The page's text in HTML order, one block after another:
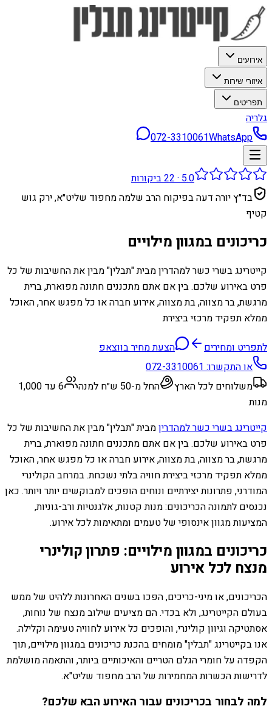
אירועים
איזורי שירות
תפריטים
גלריה
072-3310061WhatsApp
5.0
·
22ביקורות
בד״ץ יורה דעה בפיקוח הרב שלמה מחפוד שליט״א, ירק גוש
קטיף
כריכונים במגוון מילויים
קייטרינג בשרי כשר למהדרין מבית "תבלין" מבין את החשיבות של כל
פרט באירוע שלכם. בין אם אתם מתכננים חתונה מפוארת, ברית
מרגשת, בר מצווה, בת מצווה, אירוע חברה או כל מפגש אחר, האוכל
ממלא תפקיד מרכזי ביצירת
לתפריט ומחירים
הצעת מחיר בווצאפ
או התקשרו:072-3310061
משלוחים לכל הארץ
החל מ-50 ש״ח למנה
6 עד 1,000
מנות
קייטרינג בשרי כשר למהדריןמבית "תבלין" מבין את החשיבות של כל
פרט באירוע שלכם. בין אם אתם מתכננים חתונה מפוארת, ברית
מרגשת, בר מצווה, בת מצווה, אירוע חברה או כל מפגש אחר, האוכל
ממלא תפקיד מרכזי ביצירת חוויה בלתי נשכחת. במרחב הקולינרי
המודרני, פתרונות יצירתיים ונוחים הופכים למבוקשים יותר ויותר. כאן
נכנסים לתמונה הכריכונים: מנות קטנות, אלגנטיות ורב-גוניות,
המציעות מגוון אינסופי של טעמים ומתאימות לכל אירוע.
כריכונים במגוון מילויים: פתרון קולינרי
מנצח לכל אירוע
הכריכונים, או מיני-כריכים, הפכו בשנים האחרונות ללהיט של ממש
בעולם הקייטרינג, ולא בכדי. הם מציעים שילוב מנצח של נוחות,
אסתטיקה וגיוון קולינרי, והופכים כל אירוע לחוויה טעימה וקלילה.
אנו בקייטרינג "תבלין" מומחים בהכנת כריכונים במגוון מילויים, תוך
הקפדה על חומרי הגלם הטריים והאיכותיים ביותר, והתאמה מושלמת
לדרישות הכשרות המחמירות של הרב מחפוד שליט"א.
למה לבחור בכריכונים עבור האירוע הבא שלכם?